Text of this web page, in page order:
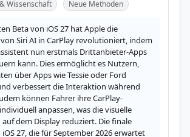
Wissenschaft
Neue Methoden
Beta von iOS 27 hat Apple die
Siri AI in CarPlay revolutioniert, indem
nun erstmals Drittanbieter-Apps
kann. Dies ermöglicht es Nutzern,
über Apps wie Tessie oder Ford
verbessert die Interaktion während
können Fahrer ihre CarPlay-
anpassen, was die visuelle
dem Display reduziert. Die finale
27, die für September 2026 erwartet